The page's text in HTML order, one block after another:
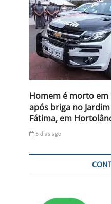
Homem é morto em
após briga no
Fátima, em
5 dias ago